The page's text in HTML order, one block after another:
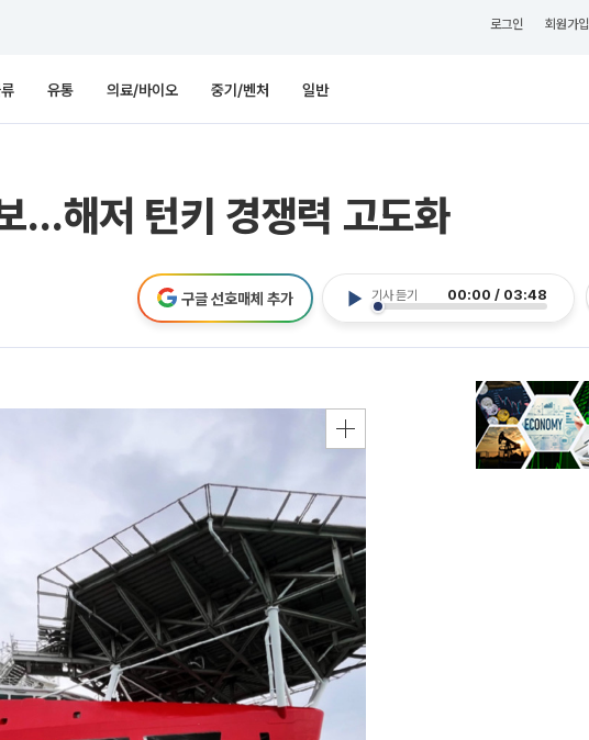
로그인 회원가입
유통 의료/바이오 중기/벤처 일반
…해저 턴키 경쟁력 고도화
기사 듣기 00:00 / 03:48
구글 선호매체 추가